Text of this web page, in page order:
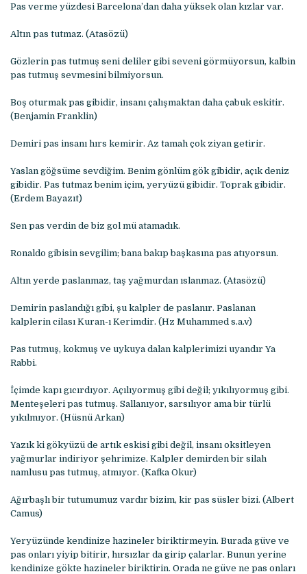
Pas verme yüzdesi Barcelona’dan daha yüksek olan kızlar var.
Altın pas tutmaz. (Atasözü)
Gözlerin pas tutmuş seni deliler gibi seveni görmüyorsun, kalbin
pas tutmuş sevmesini bilmiyorsun.
Boş oturmak pas gibidir, insanı çalışmaktan daha çabuk eskitir.
(Benjamin Franklin)
Demiri pas insanı hırs kemirir. Az tamah çok ziyan getirir.
Yaslan göğsüme sevdiğim. Benim gönlüm gök gibidir, açık deniz
gibidir. Pas tutmaz benim içim, yeryüzü gibidir. Toprak gibidir.
(Erdem Bayazıt)
Sen pas verdin de biz gol mü atamadık.
Ronaldo gibisin sevgilim; bana bakıp başkasına pas atıyorsun.
Altın yerde paslanmaz, taş yağmurdan ıslanmaz. (Atasözü)
Demirin paslandığı gibi, şu kalpler de paslanır. Paslanan
kalplerin cilası Kuran-ı Kerimdir. (Hz Muhammed s.a.v)
Pas tutmuş, kokmuş ve uykuya dalan kalplerimizi uyandır Ya
Rabbi.
İçimde kapı gıcırdıyor. Açılıyormuş gibi değil; yıkılıyormuş gibi.
Menteşeleri pas tutmuş. Sallanıyor, sarsılıyor ama bir türlü
yıkılmıyor. (Hüsnü Arkan)
Yazık ki gökyüzü de artık eskisi gibi değil, insanı oksitleyen
yağmurlar indiriyor şehrimize. Kalpler demirden bir silah
namlusu pas tutmuş, atmıyor. (Kafka Okur)
Ağırbaşlı bir tutumumuz vardır bizim, kir pas süsler bizi. (Albert
Camus)
Yeryüzünde kendinize hazineler biriktirmeyin. Burada güve ve
pas onları yiyip bitirir, hırsızlar da girip çalarlar. Bunun yerine
kendinize gökte hazineler biriktirin. Orada ne güve ne pas onları